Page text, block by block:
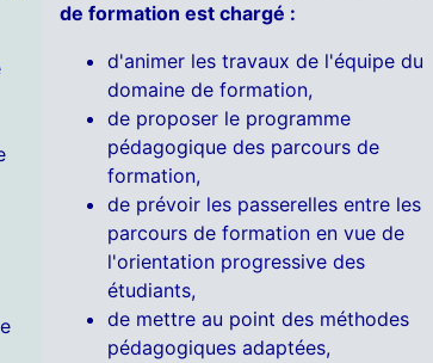
de formation est chargé :
d'animer les travaux de l'équipe du
domaine de formation,
de proposer le programme
pédagogique des parcours de
formation,
de prévoir les passerelles entre les
parcours de formation en vue de
l'orientation progressive des
étudiants,
de mettre au point des méthodes
pédagogiques adaptées,